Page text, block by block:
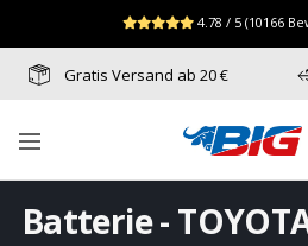
Zum Menü springen
Fußzeile springen
Barrierefreiheits-Widget
Inhalt
4.78 / 5 (10166
Gratis Versand ab 20 €
Navigation
Batterie-
Batterie -